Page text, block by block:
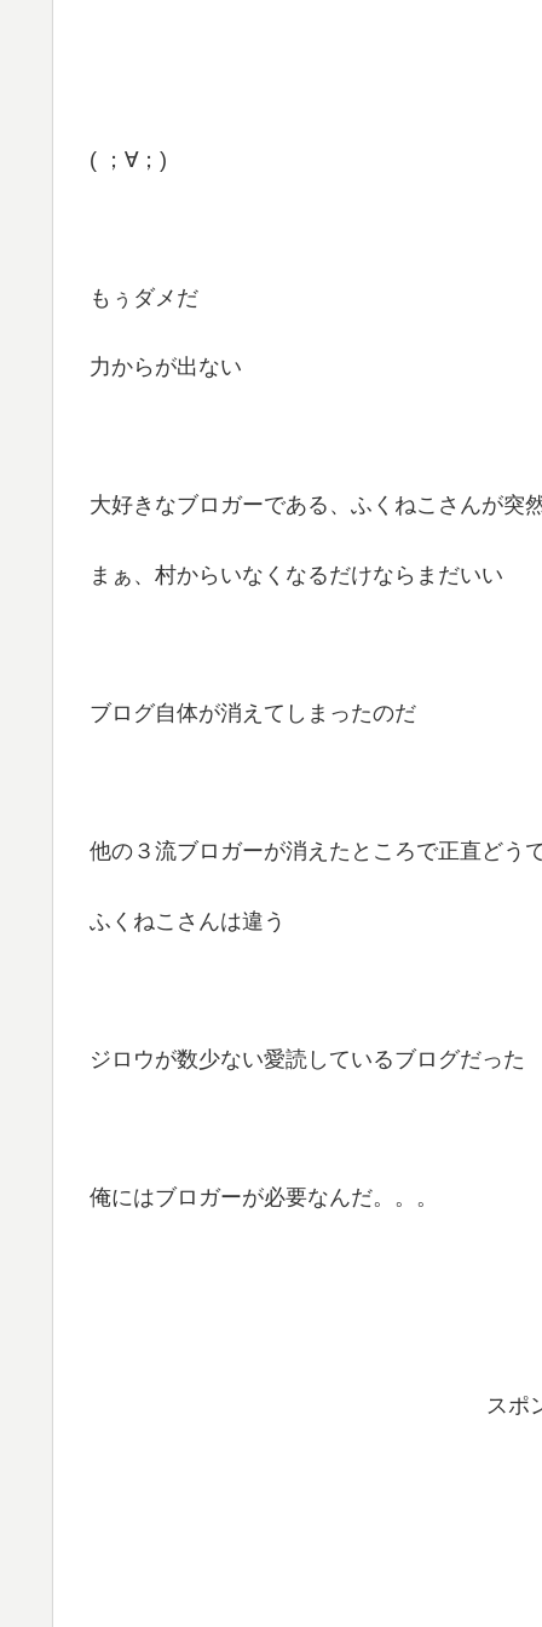
( ；∀；)
もぅダメだ
力からが出ない
大好きなブロガーである、ふくねこさんが突
まぁ、村からいなくなるだけならまだいい
ブログ自体が消えてしまったのだ
他の３流ブロガーが消えたところで正直どう
ふくねこさんは違う
ジロウが数少ない愛読しているブログだった
俺にはブロガーが必要なんだ。。。
スポ